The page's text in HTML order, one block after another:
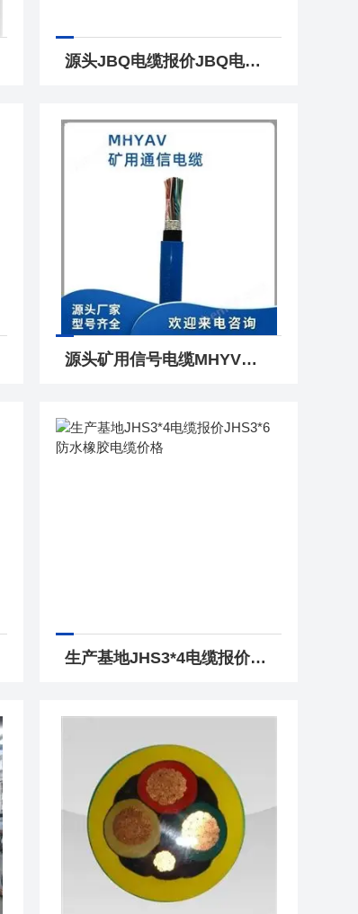
源头JBQ电缆报价JBQ电机引接线
源头矿用信号电缆MHYV矿用电缆MHYV生产厂家
生产基地JHS3*4电缆报价JHS3*6防水橡胶电缆价格